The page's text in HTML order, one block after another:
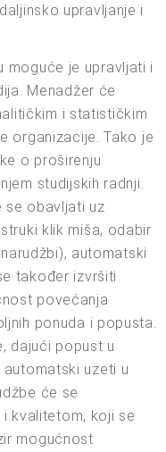
upravljanje i
moguće je upravljati i
Menadžer će
i statističkim
organizacije. Tako je
o proširenju
studijskih radnji.
se obavljati uz
klik miša, odabir
automatski
također izvršiti
povećanja
ponuda i popusta.
dajući popust u
uzeti u
će se
kvalitetom, koji se
mogućnost